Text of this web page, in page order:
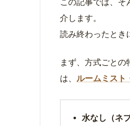
この記事では、そ
介します。
読み終わったとき
まず、方式ごとの
は、 ルームミスト
水なし（ネ